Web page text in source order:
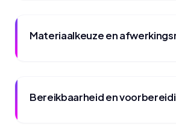
Materiaalkeuze en
Bereikbaarheid en